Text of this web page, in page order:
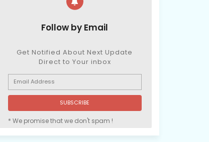
Follow by Email
Get Notified About Next Update
Direct to Your inbox
* We promise that we don't spam !